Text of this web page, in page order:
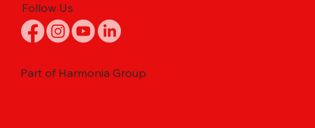
Follow Us
Part of Harmonia Group